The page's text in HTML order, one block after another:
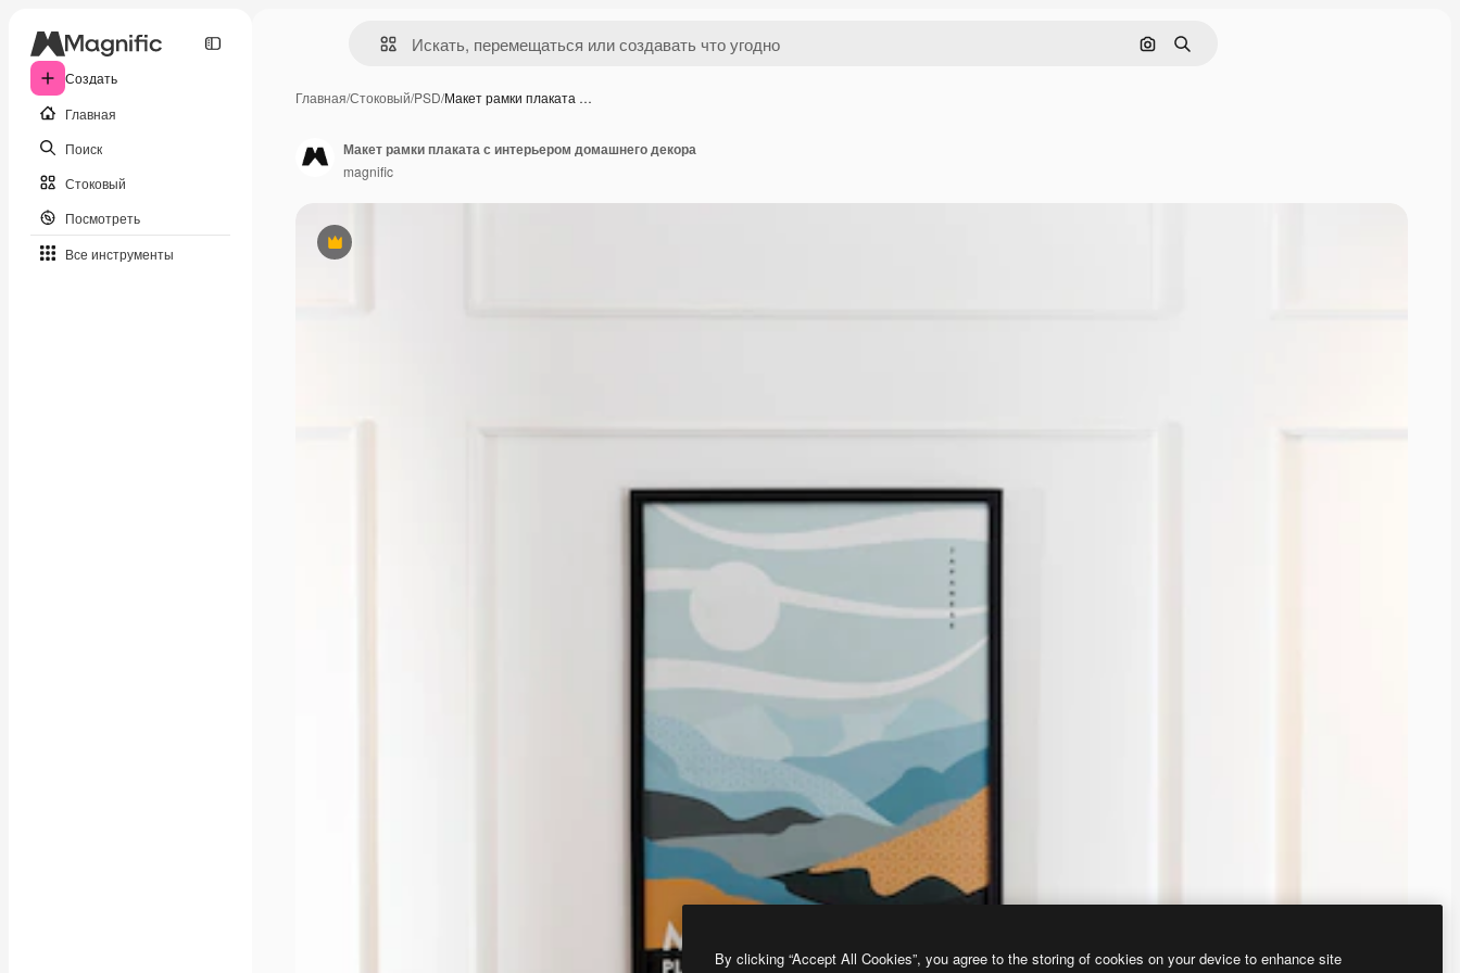
Создать
Главная
Поиск
Стоковый
Посмотреть
Все инструменты
Поиск по изображению
Поиск
Главная/Стоковый/PSD/Макет рамки плаката …
Премиум
Макет рамки плаката с интерьером домашнего декора
magnific
By clicking “Accept All Cookies”, you agree to the storing of cookies on your device to enhance site